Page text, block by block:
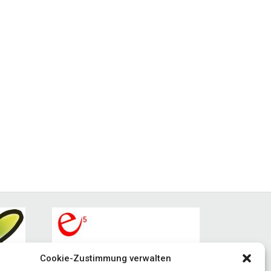
Cookie-Zustimmung verwalten